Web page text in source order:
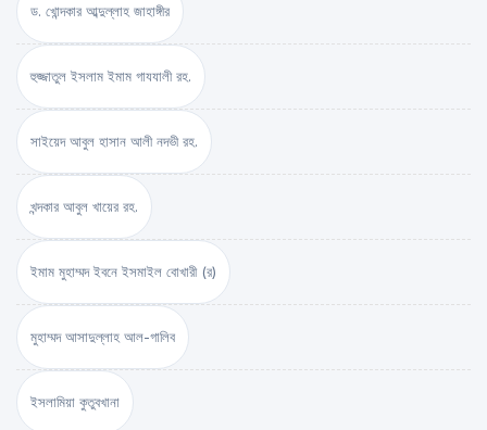
ড. খোন্দকার আব্দুল্লাহ জাহাঙ্গীর
হুজ্জাতুল ইসলাম ইমাম গাযযালী রহ.
সাইয়েদ আবুল হাসান আলী নদভী রহ.
খন্দকার আবুল খায়ের রহ.
ইমাম মুহাম্মদ ইবনে ইসমাইল বোখারী (র)
মুহাম্মদ আসাদুল্লাহ আল-গালিব
ইসলামিয়া কুতুবখানা